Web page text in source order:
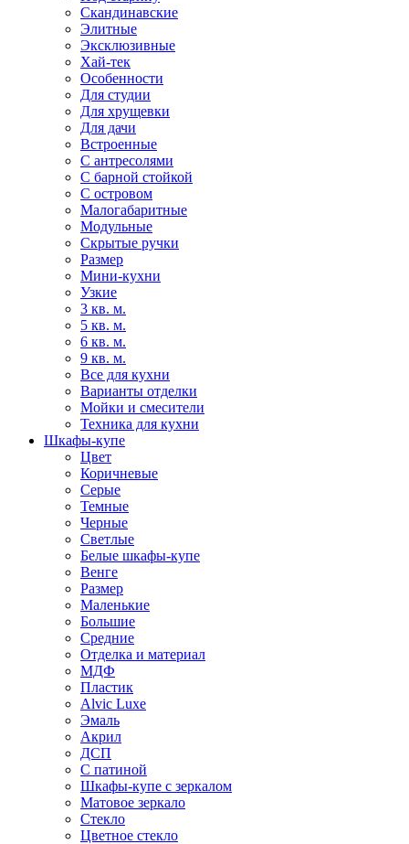
Скандинавские
Элитные
Эксклюзивные
Хай-тек
Особенности
Для студии
Для хрущевки
Для дачи
Встроенные
С антресолями
С барной стойкой
С островом
Малогабаритные
Модульные
Скрытые ручки
Размер
Мини-кухни
Узкие
3 кв. м.
5 кв. м.
6 кв. м.
9 кв. м.
Все для кухни
Варианты отделки
Мойки и смесители
Техника для кухни
Шкафы-купе
Цвет
Коричневые
Серые
Темные
Черные
Светлые
Белые шкафы-купе
Венге
Размер
Маленькие
Большие
Средние
Отделка и материал
МДФ
Пластик
Alvic Luxe
Эмаль
Акрил
ДСП
С патиной
Шкафы-купе с зеркалом
Матовое зеркало
Стекло
Цветное стекло